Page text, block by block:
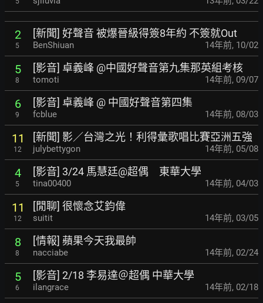
2
5
[新聞] 好聲音 被爆晉級得簽8年約 不簽就Out
BenShiuan 14年前, 10/02
5
8
[影音] 卓義峰 @中國好聲音第九集那英組考核
tomoti 14年前, 09/07
6
9
[影音] 卓義峰 @ 中國好聲音第四集
fcblue 14年前, 08/03
11
12
[新聞] 影／台灣之光！利得彙歌唱比賽亞洲五強
julybettygon 14年前, 05/08
4
5
[影音] 3/24 馬慧廷@超偶 東華大學
tina00400 14年前, 04/03
11
12
[閒聊] 很懷念艾鈞偉
suitit 14年前, 03/05
8
8
[情報] 蘋果今天我最帥
nacciabe 14年前, 02/24
5
6
[影音] 2/18 李易達＠超偶 中華大學
ilangrace 14年前, 02/18